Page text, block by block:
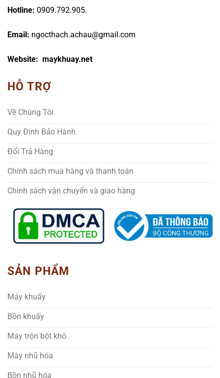
Hotline: 0909.792.905.
Email: ngocthach.achau@gmail.com
Website: maykhuay.net
HỖ TRỢ
Về Chúng Tôi
Quy Định Bảo Hành
Đổi Trả Hàng
Chính sách mua hàng và thanh toán
Chính sách vận chuyển và giao hàng
SẢN PHẨM
Máy khuấy
Bồn khuấy
Máy trộn bột khô
Máy nhũ hóa
Bồn nhũ hóa